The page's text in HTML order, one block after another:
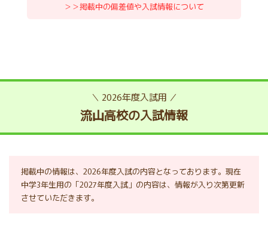
＞＞掲載中の偏差値や入試情報について
＼ 2026年度入試用 ／
流山高校の入試情報
掲載中の情報は、2026年度入試の内容となっております。現在
中学3年生用の「2027年度入試」の内容は、情報が入り次第更新
させていただきます。